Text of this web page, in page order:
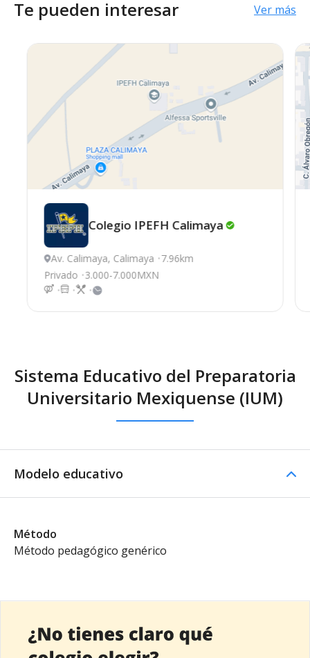
Te pueden interesar Ver más
Colegio IPEFH Calimaya
Av. Calimaya, Calimaya 7.96km
Privado 3.000-7.000MXN
Sistema Educativo del Preparatoria
Universitario Mexiquense (IUM)
Modelo educativo
Método
Método pedagógico genérico